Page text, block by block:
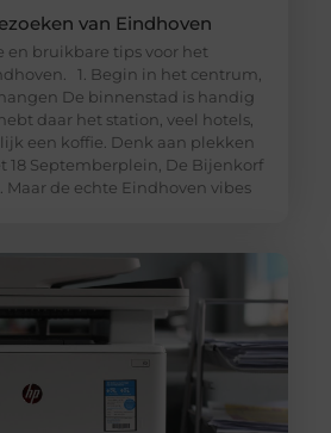
van Eindhoven
en bruikbare tips voor het
1. Begin in het centrum,
De binnenstad is handig
daar het station, veel hotels,
een koffie. Denk aan plekken
18 Septemberplein, De Bijenkorf
Maar de echte Eindhoven vibes